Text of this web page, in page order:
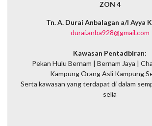
ZON 4
Tn. A. Durai Anbalagan a/l Ayya
durai.anba928@gmail.com
Kawasan Pentadbiran:
Pekan Hulu Bernam | Bernam Jaya |
Kampung Orang Asli Kampung
Serta kawasan yang terdapat di dalam
selia